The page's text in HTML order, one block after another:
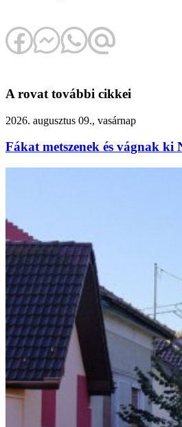
A rovat további cikkei
2026. augusztus 09., vasárnap
Fákat metszenek és vágnak